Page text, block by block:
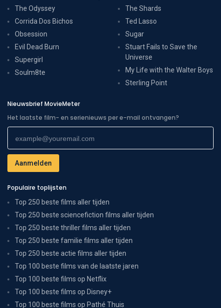
The Odyssey
Corrida Dos Bichos
Obsession
Evil Dead Burn
Supergirl
Soulm8te
The Shards
Ted Lasso
Sugar
Stuart Fails to Save the
Universe
My Life with the Walter Boys
Sterling Point
Nieuwsbrief MovieMeter
Het laatste film- en serienieuws per e-mail ontvangen?
Populaire toplijsten
Top 250 beste films aller tijden
Top 250 beste sciencefiction films aller tijden
Top 250 beste thriller films aller tijden
Top 250 beste familie films aller tijden
Top 250 beste actie films aller tijden
Top 100 beste films van de laatste jaren
Top 100 beste films op Netflix
Top 100 beste films op Disney+
Top 100 beste films op Pathé Thuis